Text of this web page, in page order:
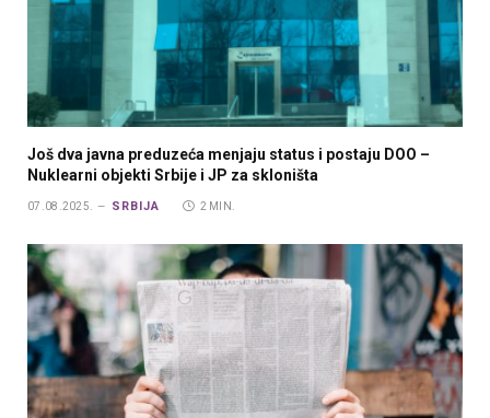
Još dva javna preduzeća menjaju status i postaju DOO –
Nuklearni objekti Srbije i JP za skloništa
07.08.2025. SRBIJA 2 MIN.